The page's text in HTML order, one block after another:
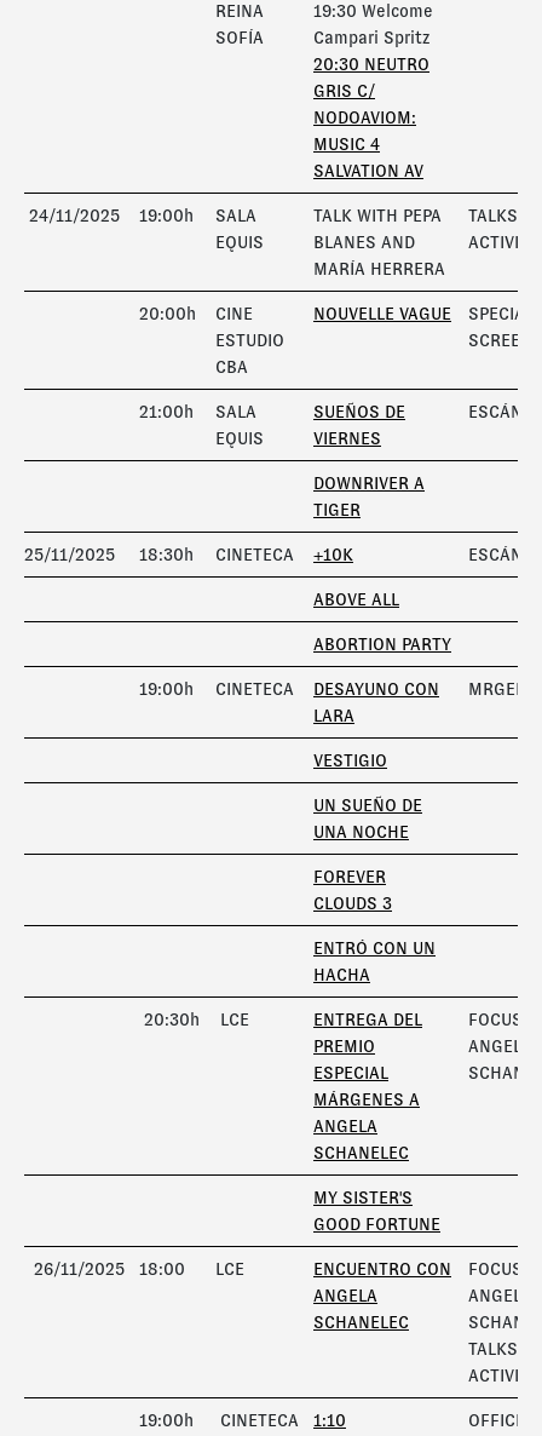
REINA
SOFÍA
19:30 Welcome
Campari Spritz
20:30 NEUTRO
GRIS C/
NODOAVIOM:
MUSIC 4
SALVATION AV
24/11/2025 19:00h
SALA
EQUIS
TALK WITH PEPA
BLANES AND
MARÍA HERRERA
TALKS
20:00h
CINE
ESTUDIO
CBA
NOUVELLE VAGUE
SPECIAL
21:00h
SALA
EQUIS
SUEÑOS DE
VIERNES
ESCÁNER
DOWNRIVER A
TIGER
25/11/2025 18:30h CINETECA +10K ESCÁNER
ABOVE ALL
ABORTION PARTY
19:00h CINETECA
DESAYUNO CON
LARA
VESTIGIO
UN SUEÑO DE
UNA NOCHE
FOREVER
CLOUDS 3
ENTRÓ CON UN
HACHA
20:30h LCE
ENTREGA DEL
PREMIO
ESPECIAL
MÁRGENES A
ANGELA
SCHANELEC
FOCUS
ANGELA
MY SISTER'S
GOOD FORTUNE
26/11/2025 18:00 LCE
ENCUENTRO CON
ANGELA
SCHANELEC
FOCUS
ANGELA
TALKS
19:00h CINETECA 1:10
OFFICIAL